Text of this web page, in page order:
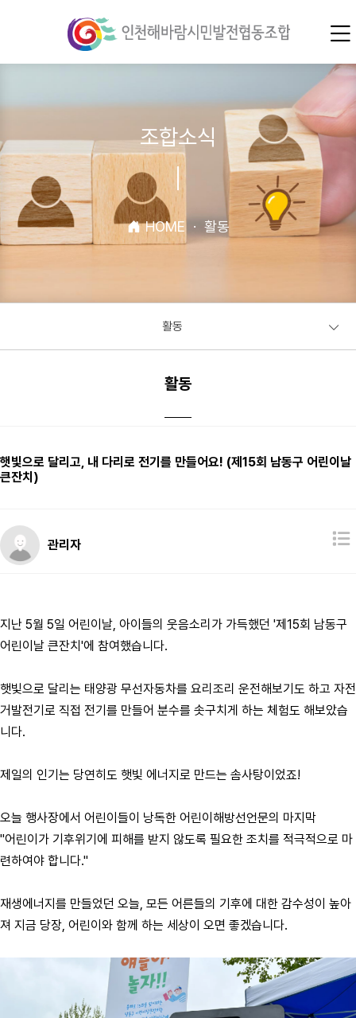
조합소식
HOME · 활동
활동
활동
햇빛으로 달리고, 내 다리로 전기를 만들어요! (제15회 남동구 어린이날
큰잔치)
관리자
지난 5월 5일 어린이날, 아이들의 웃음소리가 가득했던 '제15회 남동구
어린이날 큰잔치'에 참여했습니다.
햇빛으로 달리는 태양광 무선자동차를 요리조리 운전해보기도 하고 자전
거발전기로 직접 전기를 만들어 분수를 솟구치게 하는 체험도 해보았습
니다.
제일의 인기는 당연히도 햇빛 에너지로 만드는 솜사탕이었죠!
오늘 행사장에서 어린이들이 낭독한 어린이해방선언문의 마지막
"어린이가 기후위기에 피해를 받지 않도록 필요한 조치를 적극적으로 마
련하여야 합니다."
재생에너지를 만들었던 오늘, 모든 어른들의 기후에 대한 감수성이 높아
져 지금 당장, 어린이와 함께 하는 세상이 오면 좋겠습니다.